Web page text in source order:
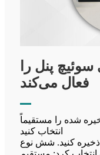
پنل را
فعال می‌کند
شده را مستقیماً
انتخاب کنید
ذخیره کنید. شش نوع